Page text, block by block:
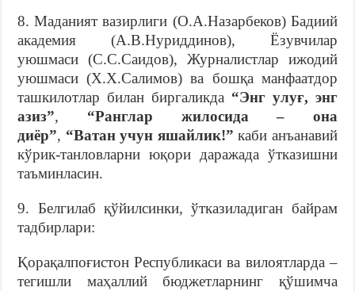
8. Маданият вазирлиги (О.А.Назарбеков) Бадиий
академия (А.В.Нуриддинов), Ёзувчилар
уюшмаси (С.С.Саидов), Журналистлар ижодий
уюшмаси (Х.Х.Салимов) ва бошқа манфаатдор
ташкилотлар билан биргаликда “Энг улуғ, энг
азиз”, “Ранглар жилосида – она
диёр”, “Ватан учун яшайлик!”каби анъанавий
кўрик-танловларни юқори даражада ўтказишни
таъминласин.
9. Белгилаб қўйилсинки, ўтказиладиган байрам
тадбирлари:
Қорақалпоғистон Республикаси ва вилоятларда –
тегишли маҳаллий бюджетларнинг қўшимча